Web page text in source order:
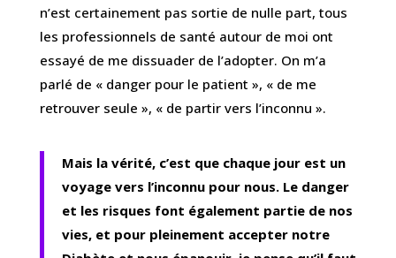
n’est certainement pas sortie de nulle part, tous
les professionnels de santé autour de moi ont
essayé de me dissuader de l’adopter. On m’a
parlé de « danger pour le patient », « de me
retrouver seule », « de partir vers l’inconnu ».
Mais la vérité, c’est que chaque jour est un
voyage vers l’inconnu pour nous. Le danger
et les risques font également partie de nos
vies, et pour pleinement accepter notre